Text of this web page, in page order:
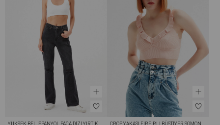
YÜKSEK BEL İSPANYOL PAÇA DIZI YIRTIK
CROP YAKASI FIRFIRLI BÜSTIYER SOMON